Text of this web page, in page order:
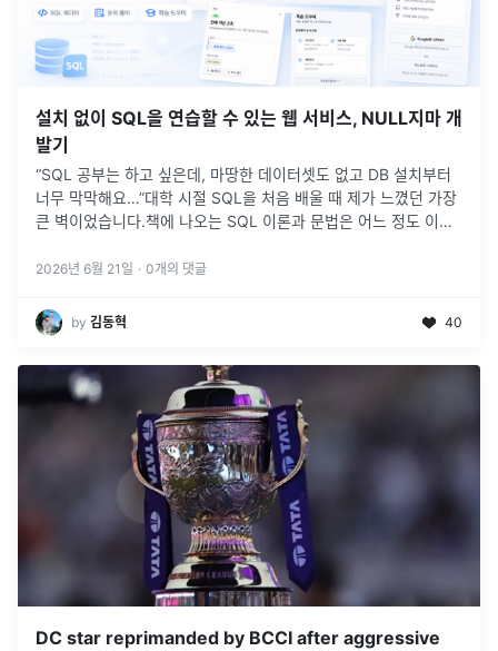
설치 없이 SQL을 연습할 수 있는 웹 서비스, NULL지마 개
발기
“SQL 공부는 하고 싶은데, 마땅한 데이터셋도 없고 DB 설치부터
너무 막막해요…”대학 시절 SQL을 처음 배울 때 제가 느꼈던 가장
큰 벽이었습니다.책에 나오는 SQL 이론과 문법은 어느 정도 이해
많은...
2026년 6월 21일 · 0개의 댓글
by 김동혁 40
DC star reprimanded by BCCI after aggressive